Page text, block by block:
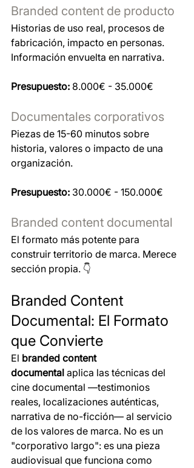
Branded content de producto
Historias de uso real, procesos de
fabricación, impacto en personas.
Información envuelta en narrativa.
Presupuesto: 8.000€ - 35.000€
Documentales corporativos
Piezas de 15-60 minutos sobre
historia, valores o impacto de una
organización.
Presupuesto: 30.000€ - 150.000€
Branded content documental
El formato más potente para
construir territorio de marca. Merece
sección propia. 👇
Branded Content
Documental: El Formato
que Convierte
El branded content
documental aplica las técnicas del
cine documental —testimonios
reales, localizaciones auténticas,
narrativa de no-ficción— al servicio
de los valores de marca. No es un
"corporativo largo": es una pieza
audiovisual que funciona como